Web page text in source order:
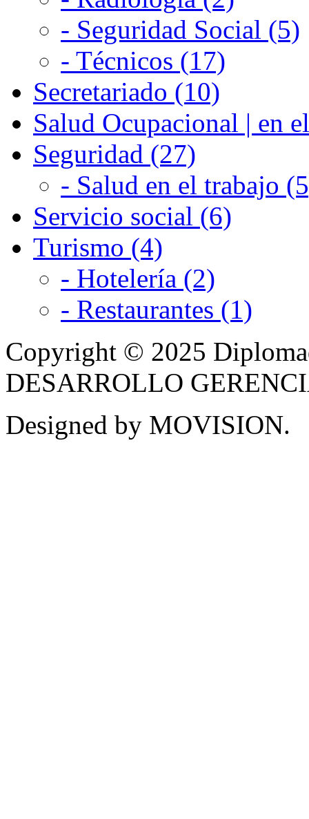
- Seguridad Social (5)
- Técnicos (17)
Secretariado (10)
Salud Ocupacional | en
Seguridad (27)
- Salud en el trabajo
Servicio social (6)
Turismo (4)
- Hotelería (2)
- Restaurantes (1)
Copyright © 2025
DESARROLLO
Designed by MOVISION.